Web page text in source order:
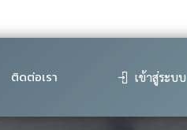
ติดต่อเรา เข้าสู่ระบบ